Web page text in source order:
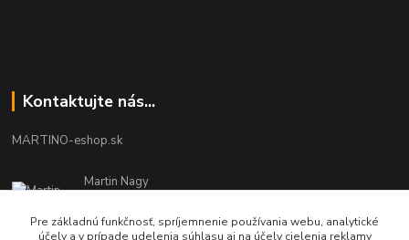
Kontaktujte nás...
MARTINO-eshop.sk
Martin Nagy
Pracovné dni - 08:00 - 16:00
Pre základnú funkčnosť, spríjemnenie používania webu, analytické
účely a v prípade udelenia súhlasu aj na účely cielenia reklamy